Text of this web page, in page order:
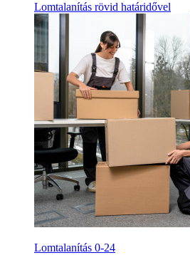
Lomtalanítás rövid határidővel
Lomtalanítás 0-24